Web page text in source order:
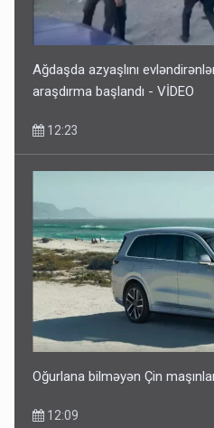
Ağdaşda azyaşlını
araşdırma başlandı - VİDEO
12:23
Oğurlana bilməyən Çin
12:09